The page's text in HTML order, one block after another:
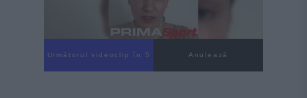
Următorul videoclip în 4 Anulează